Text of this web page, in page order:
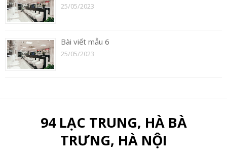
25/05/2023
Bài viết mẫu 6
25/05/2023
94 LẠC TRUNG, HÀ BÀ
TRƯNG, HÀ NỘI